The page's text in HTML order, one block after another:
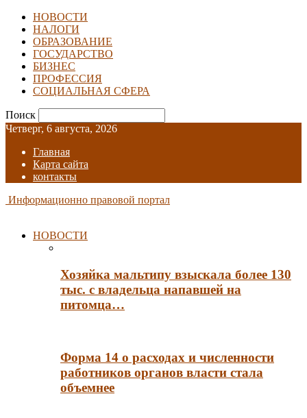
НОВОСТИ
НАЛОГИ
ОБРАЗОВАНИЕ
ГОСУДАРСТВО
БИЗНЕС
ПРОФЕССИЯ
СОЦИАЛЬНАЯ СФЕРА
Поиск
Четверг, 6 августа, 2026
Главная
Карта сайта
контакты
Информационно правовой портал
НОВОСТИ
Хозяйка мальтипу взыскала более 130
тыс. с владельца напавшей на
питомца…
Форма 14 о расходах и численности
работников органов власти стала
объемнее